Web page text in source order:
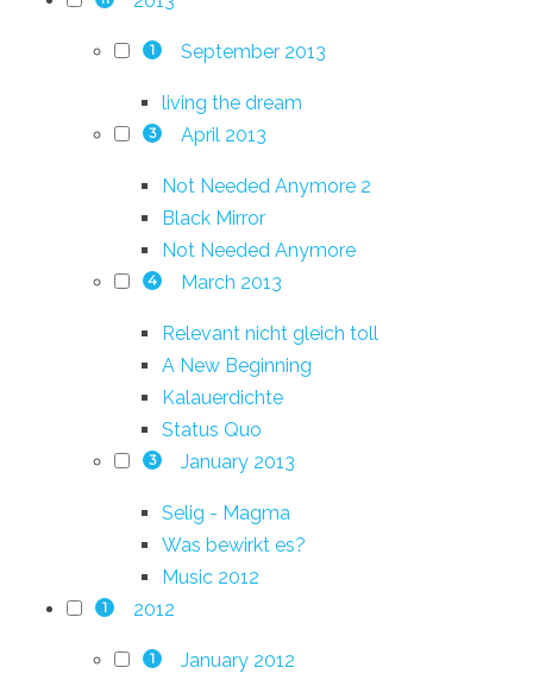
1 September 2013
living the dream
3 April 2013
Not Needed Anymore 2
Black Mirror
Not Needed Anymore
4 March 2013
Relevant nicht gleich toll
A New Beginning
Kalauerdichte
Status Quo
3 January 2013
Selig - Magma
Was bewirkt es?
Music 2012
1 2012
1 January 2012